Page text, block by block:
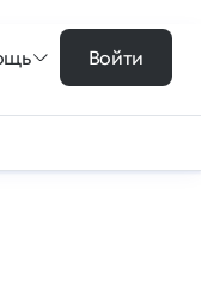
Войти